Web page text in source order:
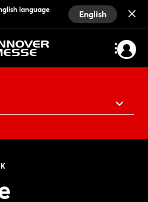
language
English